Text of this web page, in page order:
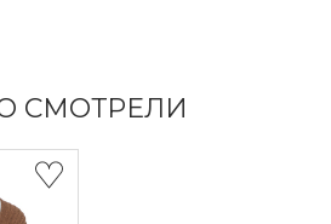
СМОТРЕЛИ